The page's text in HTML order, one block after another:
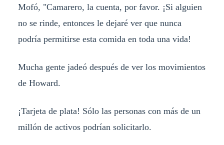
Mofó, "Camarero, la cuenta, por favor. ¡Si alguien
no se rinde, entonces le dejaré ver que nunca
podría permitirse esta comida en toda una vida!
Mucha gente jadeó después de ver los movimientos
de Howard.
¡Tarjeta de plata! Sólo las personas con más de un
millón de activos podrían solicitarlo.